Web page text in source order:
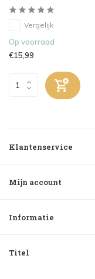
Vergelijk
Op voorraad
€15,99
Klantenservice
Mijn account
Informatie
Titel